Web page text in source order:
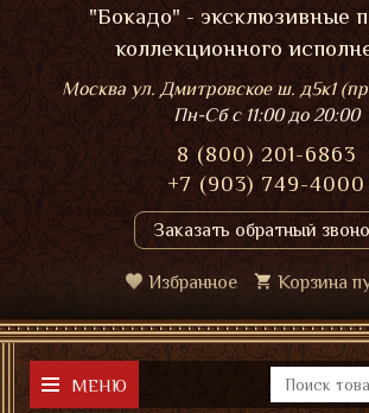
"Бокадо" - эксклюзивные
коллекционного
Москва ул. Дмитровское ш. д5к1
Пн-Сбс 11:00 до 20:00
8 (800) 201-6863
+7 (903) 749-4000
Заказать обратный
Избранное Корзина
МЕНЮ